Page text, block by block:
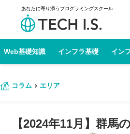
あなたに寄り添うプログラミングスクール
Web基礎知識 インフラ基礎 イン
コラム エリア
【2024年11月】群馬